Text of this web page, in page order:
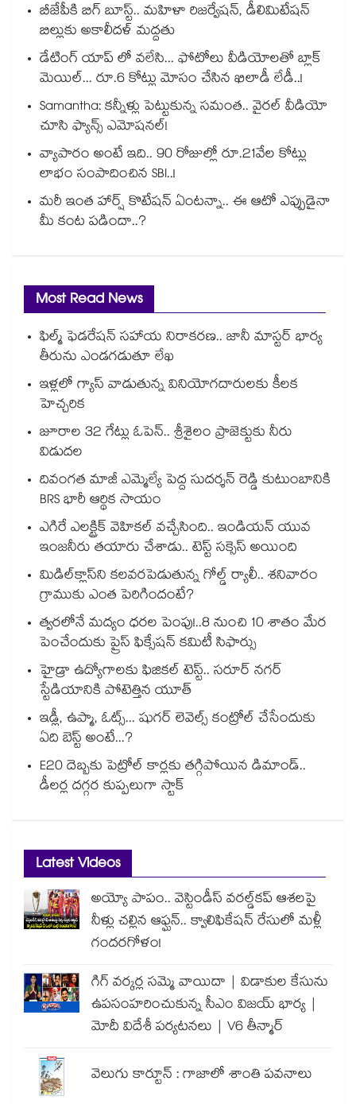
బీజేపీకి బిగ్ బూస్ట్.. మహిళా రిజర్వేషన్, డీలిమిటేషన్
బిల్లుకు అకాలీదళ్ మద్దతు
డేటింగ్ యాప్ లో వలేసి... ఫోటోలు వీడియోలతో బ్లాక్
మెయిల్... రూ.6 కోట్లు మోసం చేసిన ఖిలాడీ లేడీ..!
Samantha: కన్నీళ్లు పెట్టుకున్న సమంత.. వైరల్ వీడియో
చూసి ఫ్యాన్స్ ఎమోషనల్!
వ్యాపారం అంటే ఇది.. 90 రోజుల్లో రూ.21వేల కోట్లు
లాభం సంపాదించిన SBI..!
మరీ ఇంత హార్ష్ కొటేషన్ ఏంటన్నా.. ఈ ఆటో ఎప్పుడైనా
మీ కంట పడిందా..?
Most Read News
ఫిల్మ్ ఫెడరేషన్ సహాయ నిరాకరణ.. జానీ మాస్టర్ భార్య
తీరును ఎండగడుతూ లేఖ
ఇళ్లలో గ్యాస్ వాడుతున్న వినియోగదారులకు కీలక
హెచ్చరిక
జూరాల 32 గేట్లు ఓపెన్.. శ్రీశైలం ప్రాజెక్టుకు నీరు
విడుదల
దివంగత మాజీ ఎమ్మెల్యే పెద్ద సుదర్శన్ రెడ్డి కుటుంబానికి
BRS భారీ ఆర్థిక సాయం
ఎగిరే ఎలక్ట్రిక్ వెహికల్ వచ్చేసింది.. ఇండియన్ యువ
ఇంజనీరు తయారు చేశాడు.. టెస్ట్ సక్సెస్ అయింది
మిడిల్‌క్లాస్‌ని కలవరపెడుతున్న గోల్డ్ ర్యాలీ.. శనివారం
గ్రాముకు ఎంత పెరిగిందంటే?
త్వరలోనే మద్యం ధ‌‌ర‌‌ల పెంపు!..8 నుంచి 10 శాతం మేర
పెంచేందుకు ప్రైస్ ఫిక్సేష‌‌న్ క‌‌మిటీ సిఫార్సు
హైడ్రా ఉద్యోగాలకు ఫిజికల్ టెస్ట్.. సరూర్ నగర్
స్టేడియానికి పోటెత్తిన యూత్
ఇడ్లీ, ఉప్మా, ఓట్స్... షుగర్ లెవెల్స్ కంట్రోల్ చేసేందుకు
ఏది బెస్ట్ అంటే...?
E20 దెబ్బకు పెట్రోల్ కార్లకు తగ్గిపోయిన డిమాండ్..
డీలర్ల దగ్గర కుప్పలుగా స్టాక్
Latest Videos
అయ్యో పాపం.. వెస్టిండీస్ వరల్డ్‌కప్ ఆశలపై
నీళ్లు చల్లిన ఆఫ్ఘన్.. క్వాలిఫికేషన్ రేసులో మళ్లీ
గందరగోళం!
గిగ్ వర్కర్ల సమ్మె వాయిదా | విడాకుల కేసును
ఉపసంహరించుకున్న సీఎం విజయ్ భార్య |
మోదీ విదేశీ పర్యటనలు | V6 తీన్మార్
వెలుగు కార్టూన్ : గాజాలో శాంతి పవనాలు